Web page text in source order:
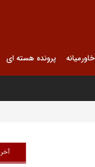
خاورمیانه پرونده هسته ای